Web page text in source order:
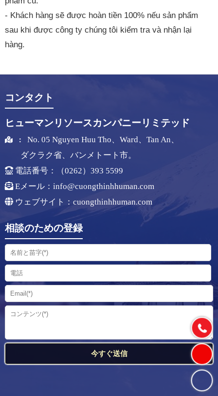
- Khách hàng sẽ được hoàn tiền 100% nếu sản phẩm
sau khi được công ty chúng tôi kiểm tra và nhận lại
hàng.
コンタクト
ヒューマンリソースカンパニーリミテッド
： No. 05 Nguyen Huu Tho、Ward、Tan An、
ダクラク省、バンメトート市。
電話番号：（0262）393 5599
Eメール： info@cuongthinhhuman.com
ウェブサイト：cuongthinhhuman.com
相談のための登録